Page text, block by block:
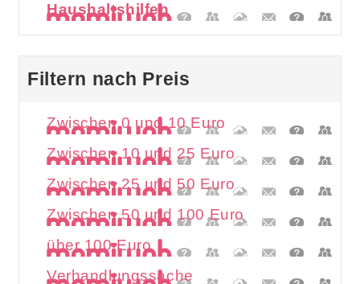
Haushaltshilfen
Filtern nach Preis
Zwischen 0 und 10 Euro
Zwischen 10 und 25 Euro
Zwischen 25 und 50 Euro
Zwischen 50 und 100 Euro
über 100 Euro
Verhandlungssache